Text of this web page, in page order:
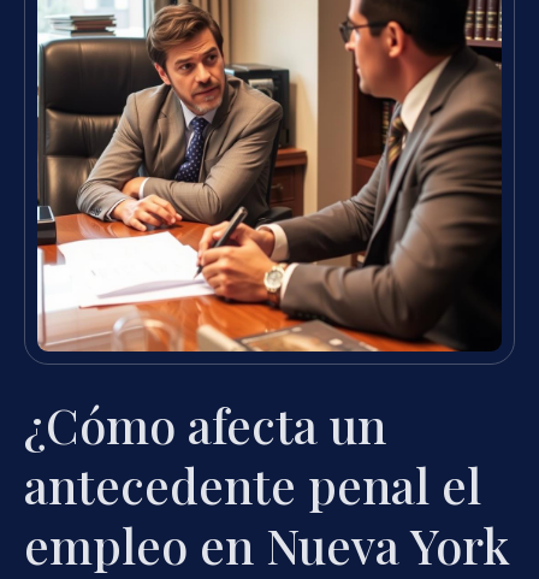
¿Cómo afecta un
antecedente penal el
empleo en Nueva York